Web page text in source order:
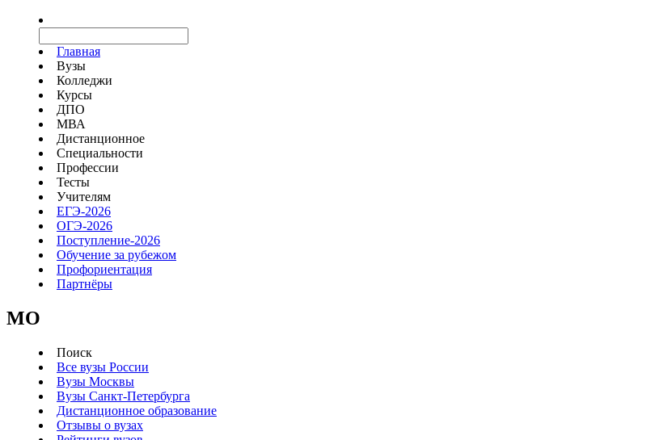
Главная
Вузы
Колледжи
Курсы
ДПО
МВА
Дистанционное
Специальности
Профессии
Тесты
Учителям
ЕГЭ-2026
ОГЭ-2026
Поступление-2026
Обучение за рубежом
Профориентация
Партнёры
MO
Поиск
Все вузы России
Вузы Москвы
Вузы Санкт-Петербурга
Дистанционное образование
Отзывы о вузах